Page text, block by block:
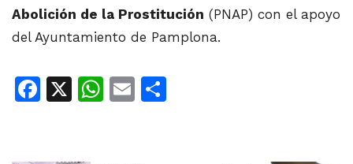
Abolición de la Prostitución (PNAP) con el apoyo
del Ayuntamiento de Pamplona.
Facebook
X WhatsApp
Email